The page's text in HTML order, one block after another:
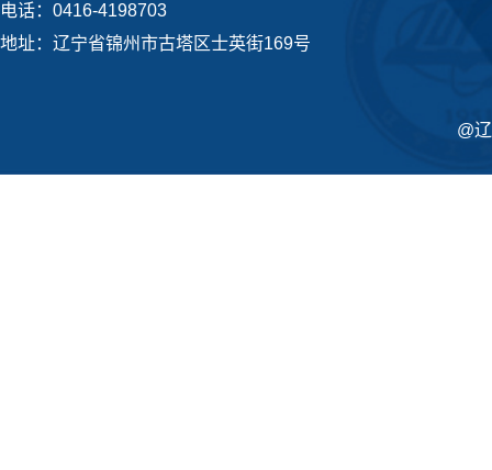
电话：0416-4198703
地址：辽宁省锦州市古塔区士英街169号
@